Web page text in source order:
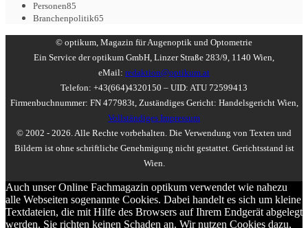
Personen85
Branchenpolitik65
© optikum, Magazin für Augenoptik und Optometrie
Ein Service der optikum GmbH, Linzer Straße 283/9, 1140 Wien,
eMail: redaktion@optikum.at
Telefon: +43(664)4320150 – UID: ATU 72599413
Firmenbuchnummer: FN 477983t, Zuständiges Gericht: Handelsgericht Wien,
Vollständiges Impressum
© 2002 - 2026. Alle Rechte vorbehalten. Die Verwendung von Texten und
Bildern ist ohne schriftliche Genehmigung nicht gestattet. Gerichtsstand ist
Wien.
Auch unser Online Fachmagazin optikum verwendet wie nahezu
alle Webseiten sogenannte Cookies. Dabei handelt es sich um kleine
Textdateien, die mit Hilfe des Browsers auf Ihrem Endgerät abgelegt
werden. Sie richten keinen Schaden an. Wir nutzen Cookies dazu,